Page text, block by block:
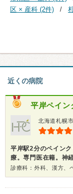
区 × 産科 (2件)
近くの病院
平岸ペイン
北海道札幌
平岸駅2分のペイン
療。専門医在籍。神
診療科：外科、漢方、